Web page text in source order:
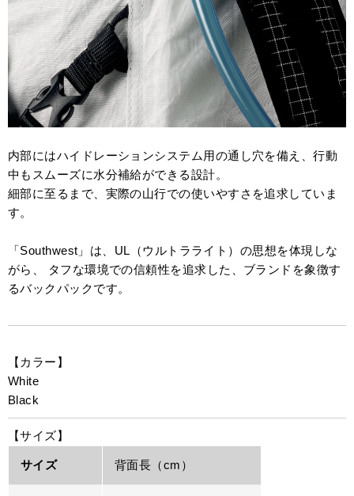
内部にはハイドレーションシステム用の通し穴を備え、行動
中もスムーズに水分補給ができる設計。
細部に至るまで、実際の山行での使いやすさを追求していま
す。
「Southwest」は、UL（ウルトラライト）の思想を体現しな
がら、 タフな環境での信頼性を追求した、ブランドを象徴す
るバックパックです。
【カラー】
White
Black
【サイズ】
サイズ 背面長（cm）